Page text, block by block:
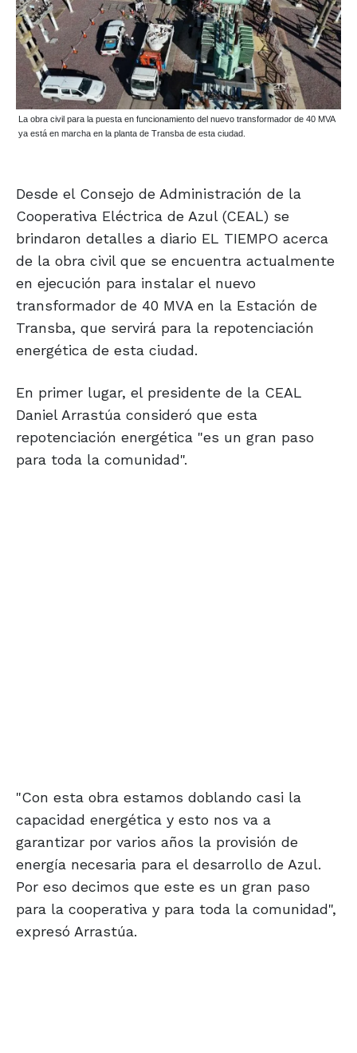
La obra civil para la puesta en funcionamiento del nuevo transformador de 40 MVA
ya está en marcha en la planta de Transba de esta ciudad.
Desde el Consejo de Administración de la
Cooperativa Eléctrica de Azul (CEAL) se
brindaron detalles a diario EL TIEMPO acerca
de la obra civil que se encuentra actualmente
en ejecución para instalar el nuevo
transformador de 40 MVA en la Estación de
Transba, que servirá para la repotenciación
energética de esta ciudad.
En primer lugar, el presidente de la CEAL
Daniel Arrastúa consideró que esta
repotenciación energética "es un gran paso
para toda la comunidad".
"Con esta obra estamos doblando casi la
capacidad energética y esto nos va a
garantizar por varios años la provisión de
energía necesaria para el desarrollo de Azul.
Por eso decimos que este es un gran paso
para la cooperativa y para toda la comunidad",
expresó Arrastúa.